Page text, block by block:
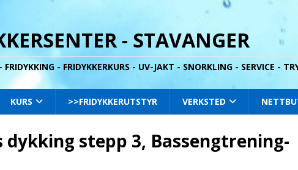
- STAVANGER
FRIDYKKING - FRIDYKKERKURS - UV-JAKT - SNORKLING - SERVICE -
KURS >>FRIDYKKERUTSTYR VERKSTED
dykking stepp 3, Bassengtrening-